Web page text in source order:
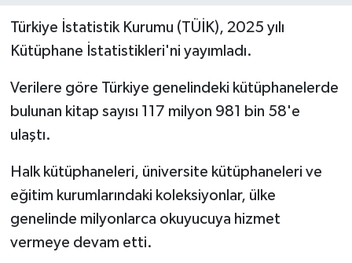
Türkiye İstatistik Kurumu (TÜİK), 2025 yılı
Kütüphane İstatistikleri'ni yayımladı.
Verilere göre Türkiye genelindeki kütüphanelerde
bulunan kitap sayısı 117 milyon 981 bin 58'e
ulaştı.
Halk kütüphaneleri, üniversite kütüphaneleri ve
eğitim kurumlarındaki koleksiyonlar, ülke
genelinde milyonlarca okuyucuya hizmet
vermeye devam etti.
Gündem
İlçeler
Kültür Sanat